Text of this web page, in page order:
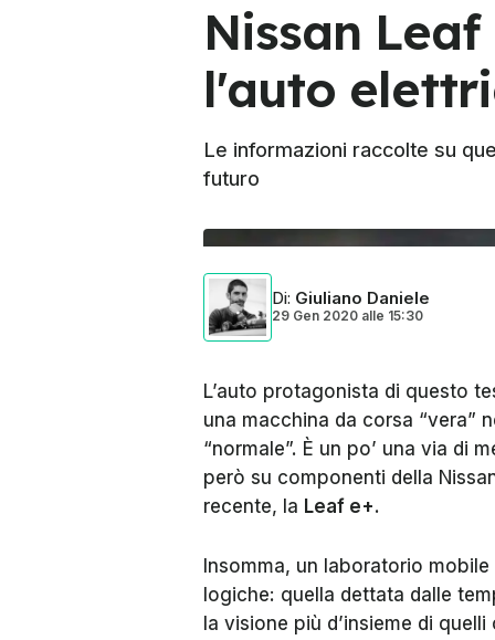
Nissan
l'auto
Le informazioni raccolte su
futuro
Di: Giuliano Daniele
29 Gen 2020 alle 15:30
L’auto protagonista di questo
una macchina da corsa “vera”
“normale”. È un po’ una via di
però su componenti della
recente, la Leaf e+.
Insomma, un laboratorio
logiche: quella dettata dalle
la visione più d’insieme di